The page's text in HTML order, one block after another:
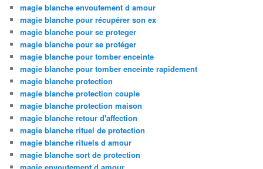
magie blanche envoutement d amour
magie blanche pour récupérer son ex
magie blanche pour se proteger
magie blanche pour se protéger
magie blanche pour tomber enceinte
magie blanche pour tomber enceinte rapidement
magie blanche protection
magie blanche protection couple
magie blanche protection maison
magie blanche retour d'affection
magie blanche rituel de protection
magie blanche rituels d amour
magie blanche sort de protection